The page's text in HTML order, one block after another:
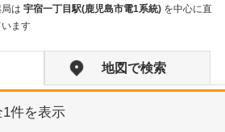
は 宇宿一丁目駅(鹿児島市電1系統) を中心に直
ます
地図で検索
1件を表示